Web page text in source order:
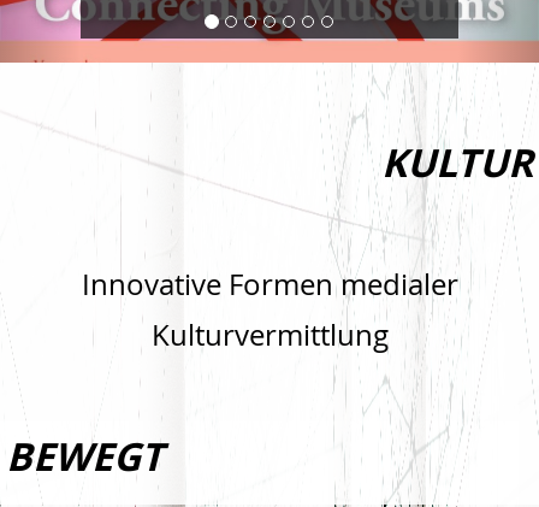
KULTUR
Innovative Formen medialer
Kulturvermittlung
BEWEGT